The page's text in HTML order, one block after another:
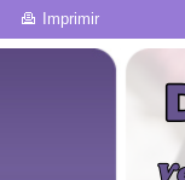
Imprimir